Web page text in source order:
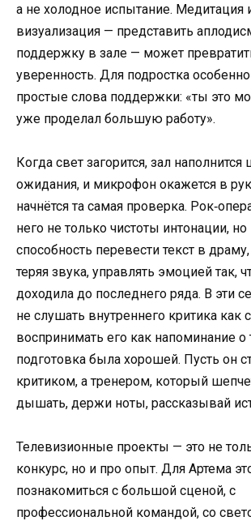
а не холодное испытание. Медитация
визуализация — представить
поддержку в зале — может
уверенность. Для подростка
простые слова поддержки: «ты это
уже проделал большую работу».
Когда свет загорится, зал
ожидания, и микрофон окажется в
начнётся та самая проверка.
него не только чистоты интонации,
способность перевести текст в
теряя звука, управлять эмоцией так,
доходила до последнего ряда. В эти
не слушать внутреннего критика как
воспринимать его как напоминание о
подготовка была хорошей. Пусть он
критиком, а тренером, который
дышать, держи ноты, рассказывай
Телевизионные проекты — это не
конкурс, но и про опыт. Для Артема
познакомиться с большой сценой, с
профессиональной командой, со